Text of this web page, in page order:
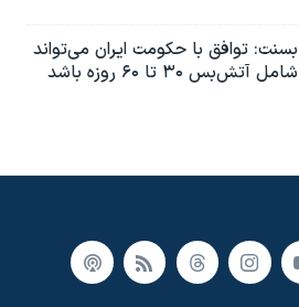
بسنت: توافق با حکومت ایران می‌تواند
شامل آتش‌بس ۳۰ تا ۶۰ روزه باشد